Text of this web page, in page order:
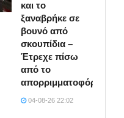
και το
ξαναβρήκε σε
βουνό από
σκουπίδια –
Έτρεχε πίσω
από το
απορριμματοφόρο
04-08-26 22:02